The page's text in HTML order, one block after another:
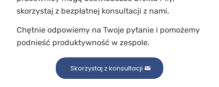
skorzystaj z bezpłatnej konsultacji z nami.
Chętnie odpowiemy na Twoje pytanie i pomożemy
podnieść produktywność w zespole.
Skorzystaj z konsultacji